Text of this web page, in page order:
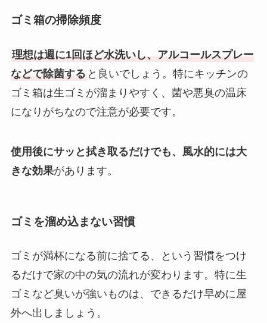
ゴミ箱の掃除頻度
理想は週に1回ほど水洗いし、アルコールスプレー
などで除菌する と良いでしょう。特にキッチンの
ゴミ箱は生ゴミが溜まりやすく、菌や悪臭の温床
になりがちなので注意が必要です。
使用後にサッと拭き取るだけでも、風水的には大
きな効果があります。
ゴミを溜め込まない習慣
ゴミが満杯になる前に捨てる、という習慣をつけ
るだけで家の中の気の流れが変わります。特に生
ゴミなど臭いが強いものは、できるだけ早めに屋
外へ出しましょう。